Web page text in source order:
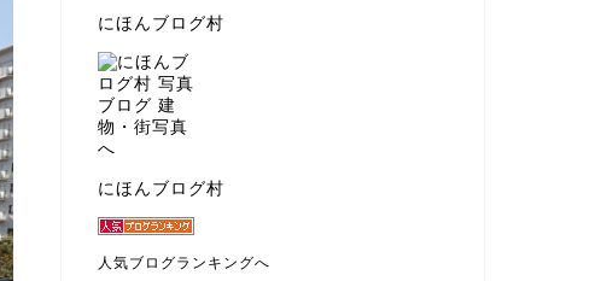
にほんブログ村
にほんブログ村
人気ブログランキングへ